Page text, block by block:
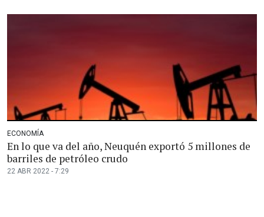
ECONOMÍA
En lo que va del año, Neuquén exportó 5 millones de
barriles de petróleo crudo
22 ABR 2022 - 7:29